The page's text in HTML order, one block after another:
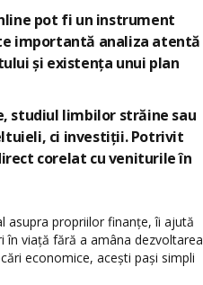
pot fi un instrument
importantă analiza atentă
și existența unui plan
studiul limbilor străine sau
ci investiții. Potrivit
corelat cu veniturile în
asupra propriilor finanțe, îi ajută
în viață fără a amâna dezvoltarea
economice, acești pași simpli